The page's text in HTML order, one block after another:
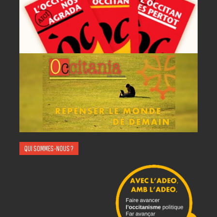
QUI SOMMES-NOUS ?